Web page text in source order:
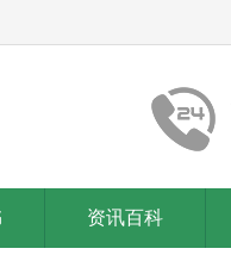
资讯百科